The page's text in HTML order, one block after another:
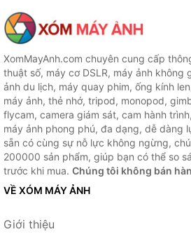
XomMayAnh.com chuyên cung cấp
thuật số, máy cơ DSLR, máy ảnh không
ảnh du lịch, máy quay phim, ống kính
máy ảnh, thẻ nhớ, tripod, monopod,
flycam, camera giám sát, cam hành
máy ảnh phong phú, đa dạng, dễ dàng
sẵn có cùng sự nỗ lực không ngừng,
200000 sản phẩm, giúp bạn có thể so
trước khi mua. Chúng tôi không bán
VỀ XÓM MÁY ẢNH
Giới thiệu